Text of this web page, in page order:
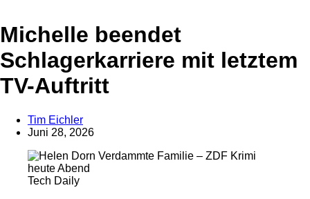
Michelle beendet
Schlagerkarriere mit letztem
TV-Auftritt
Tim Eichler
Juni 28, 2026
Tech Daily